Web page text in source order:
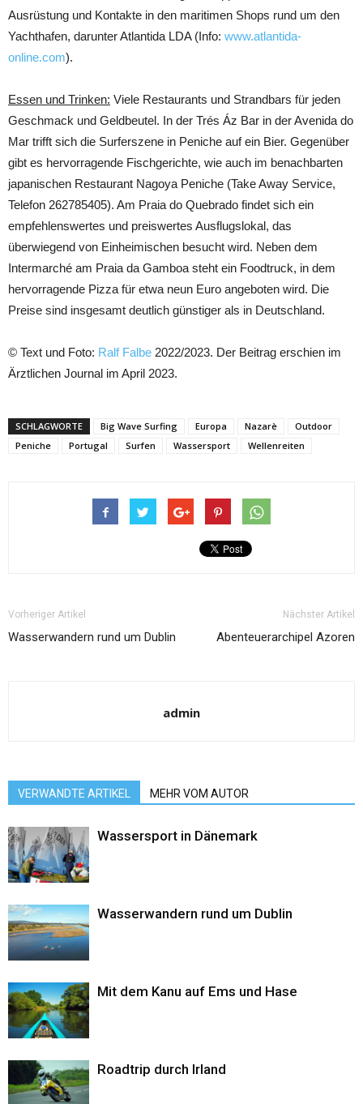
Ausrüstung und Kontakte in den maritimen Shops rund um den
Yachthafen, darunter Atlantida LDA (Info: www.atlantida-
online.com).
Essen und Trinken: Viele Restaurants und Strandbars für jeden
Geschmack und Geldbeutel. In der Trés Áz Bar in der Avenida do
Mar trifft sich die Surferszene in Peniche auf ein Bier. Gegenüber
gibt es hervorragende Fischgerichte, wie auch im benachbarten
japanischen Restaurant Nagoya Peniche (Take Away Service,
Telefon 262785405). Am Praia do Quebrado findet sich ein
empfehlenswertes und preiswertes Ausflugslokal, das
überwiegend von Einheimischen besucht wird. Neben dem
Intermarché am Praia da Gamboa steht ein Foodtruck, in dem
hervorragende Pizza für etwa neun Euro angeboten wird. Die
Preise sind insgesamt deutlich günstiger als in Deutschland.
© Text und Foto: Ralf Falbe 2022/2023. Der Beitrag erschien im
Ärztlichen Journal im April 2023.
SCHLAGWORTE Big Wave Surfing Europa Nazarè
Outdoor
Peniche
Portugal Surfen Wassersport Wellenreiten
Vorheriger Artikel
Wasserwandern rund um Dublin
Nächster Artikel
Abenteuerarchipel Azoren
admin
VERWANDTE ARTIKEL MEHR VOM AUTOR
Wassersport in Dänemark
Wasserwandern rund um Dublin
Mit dem Kanu auf Ems und Hase
Roadtrip durch Irland